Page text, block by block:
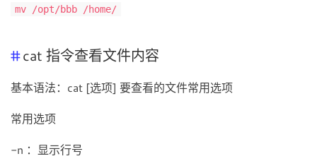
mv /opt/bbb /home/
cat 指令查看文件内容
基本语法：cat [选项] 要查看的文件常用选项
常用选项
-n ：显示行号